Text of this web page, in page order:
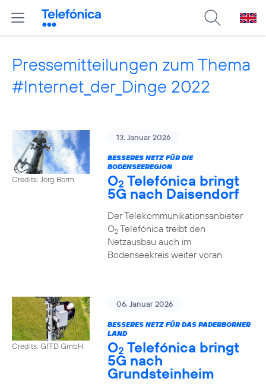
Pressemitteilungen zum Thema
#Internet_der_Dinge 2022
Credits: Jörg Borm
13. Januar 2026
BESSERES NETZ FÜR DIE
BODENSEEREGION
O2 Telefónica bringt
5G nach Daisendorf
Der Telekommunikationsanbieter
O2Telefónica treibt den
Netzausbau auch im
Bodenseekreis weiter voran.
Credits: GfTD GmbH
06. Januar 2026
BESSERES NETZ FÜR DAS PADERBORNER
LAND
O2 Telefónica bringt
5G nach
Grundsteinheim